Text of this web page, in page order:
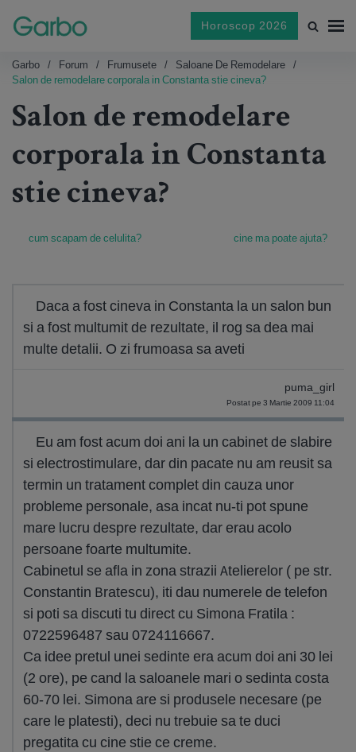
Horoscop 2026
Garbo Forum Frumusete
Saloane De Remodelare
Salon de remodelare corporala in Constanta stie cineva?
Salon de remodelare
corporala in Constanta
stie cineva?
cum scapam de celulita? cine ma poate ajuta?
Daca a fost cineva in Constanta la un salon bun
si a fost multumit de rezultate, il rog sa dea mai
multe detalii. O zi frumoasa sa aveti
puma_girl
Postat pe 3 Martie 2009 11:04
Eu am fost acum doi ani la un cabinet de slabire
si electrostimulare, dar din pacate nu am reusit sa
termin un tratament complet din cauza unor
probleme personale, asa incat nu-ti pot spune
mare lucru despre rezultate, dar erau acolo
persoane foarte multumite.
Cabinetul se afla in zona strazii Atelierelor ( pe str.
Constantin Bratescu), iti dau numerele de telefon
si poti sa discuti tu direct cu Simona Fratila :
0722596487 sau 0724116667.
Ca idee pretul unei sedinte era acum doi ani 30 lei
(2 ore), pe cand la saloanele mari o sedinta costa
60-70 lei. Simona are si produsele necesare (pe
care le platesti), deci nu trebuie sa te duci
pregatita cu cine stie ce creme.